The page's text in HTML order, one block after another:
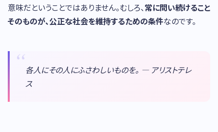
意味だということではありません。むしろ、常に問い続けること
そのものが、公正な社会を維持するための条件なのです。
各人にその人にふさわしいものを。 — アリストテレ
ス